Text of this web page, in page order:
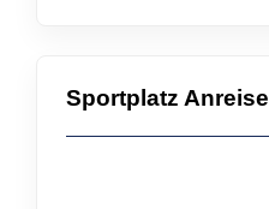
Sportplatz Anreise